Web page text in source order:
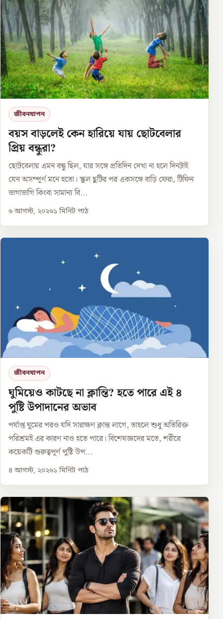
জীবনযাপন
বয়স বাড়লেই কেন হারিয়ে যায় ছোটবেলার
প্রিয় বন্ধুরা?
ছোটবেলায় এমন বন্ধু ছিল, যার সঙ্গে প্রতিদিন দেখা না হলে দিনটাই
যেন অসম্পূর্ণ মনে হতো। স্কুল ছুটির পর একসঙ্গে বাড়ি ফেরা, টিফিন
ভাগাভাগি কিংবা সামান্য বি...
৬ আগস্ট, ২০২৬১ মিনিট পাঠ
জীবনযাপন
ঘুমিয়েও কাটছে না ক্লান্তি? হতে পারে এই ৪
পুষ্টি উপাদানের অভাব
পর্যাপ্ত ঘুমের পরও যদি সারাক্ষণ ক্লান্ত লাগে, তাহলে শুধু অতিরিক্ত
পরিশ্রমই এর কারণ নাও হতে পারে। বিশেষজ্ঞদের মতে, শরীরে
কয়েকটি গুরুত্বপূর্ণ পুষ্টি উপ...
৪ আগস্ট, ২০২৬১ মিনিট পাঠ